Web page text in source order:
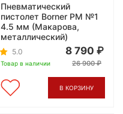
Пневматический
пистолет Borner PM №1
4.5 мм (Макарова,
металлический)
5.0
Товар в наличии
8 790
26 900
В КОРЗИНУ